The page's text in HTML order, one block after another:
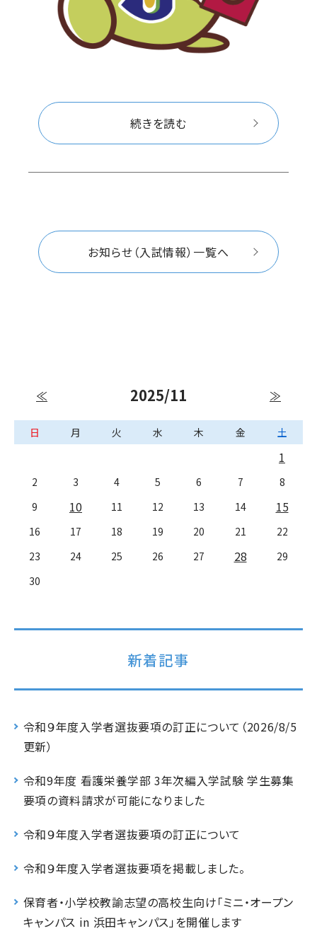
続きを読む
お知らせ（入試情報）一覧へ
≪ 2025/11 ≫
日 月 火 水 木 金 土
1
2 3 4 5 6 7
8
9
10 11 12 13 14 15
16 17 18 19 20 21
22
23
24 25 26 27 28
29
30
新着記事
令和９年度入学者選抜要項の訂正について（2026/8/5
更新）
令和9年度 看護栄養学部 3年次編入学試験 学生募集
要項の資料請求が可能になりました
令和９年度入学者選抜要項の訂正について
令和９年度入学者選抜要項を掲載しました。
保育者・小学校教諭志望の高校生向け「ミニ・オープン
キャンパス in 浜田キャンパス」を開催します